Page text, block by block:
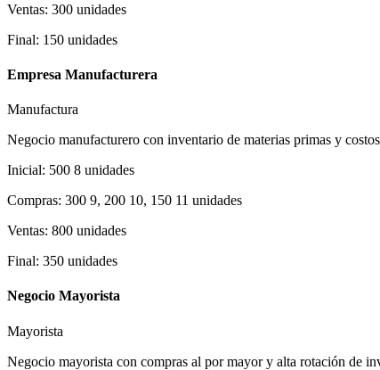
Ventas: 300 unidades
Final: 150 unidades
Empresa Manufacturera
Manufactura
Negocio manufacturero con inventario de materias primas y
Inicial: 500 8 unidades
Compras: 300 9, 200 10, 150 11 unidades
Ventas: 800 unidades
Final: 350 unidades
Negocio Mayorista
Mayorista
Negocio mayorista con compras al por mayor y alta rotación de